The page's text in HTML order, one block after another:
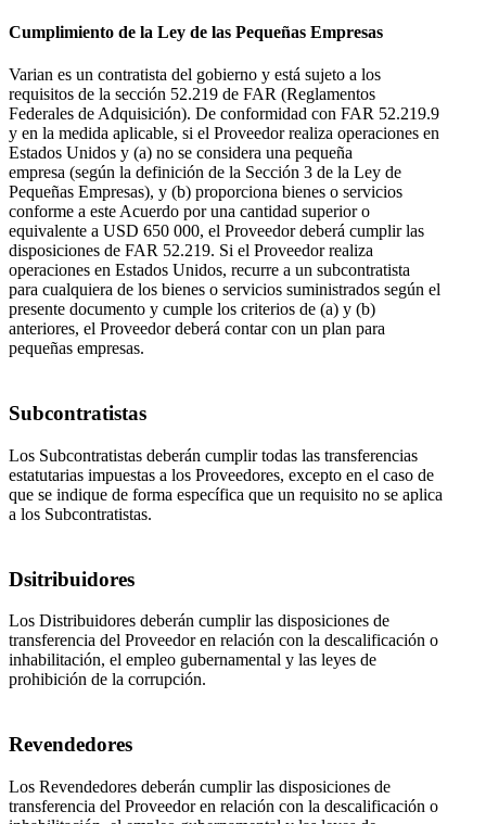
Cumplimiento de la Ley de las Pequeñas Empresas
Varian es un contratista del gobierno y está sujeto a los
requisitos de la sección 52.219 de FAR (Reglamentos
Federales de Adquisición). De conformidad con FAR 52.219.9
y en la medida aplicable, si el Proveedor realiza operaciones en
Estados Unidos y (a) no se considera una pequeña
empresa (según la definición de la Sección 3 de la Ley de
Pequeñas Empresas), y (b) proporciona bienes o servicios
conforme a este Acuerdo por una cantidad superior o
equivalente a USD 650 000, el Proveedor deberá cumplir las
disposiciones de FAR 52.219. Si el Proveedor realiza
operaciones en Estados Unidos, recurre a un subcontratista
para cualquiera de los bienes o servicios suministrados según el
presente documento y cumple los criterios de (a) y (b)
anteriores, el Proveedor deberá contar con un plan para
pequeñas empresas.
Subcontratistas
Los Subcontratistas deberán cumplir todas las transferencias
estatutarias impuestas a los Proveedores, excepto en el caso de
que se indique de forma específica que un requisito no se aplica
a los Subcontratistas.
Dsitribuidores
Los Distribuidores deberán cumplir las disposiciones de
transferencia del Proveedor en relación con la descalificación o
inhabilitación, el empleo gubernamental y las leyes de
prohibición de la corrupción.
Revendedores
Los Revendedores deberán cumplir las disposiciones de
transferencia del Proveedor en relación con la descalificación o